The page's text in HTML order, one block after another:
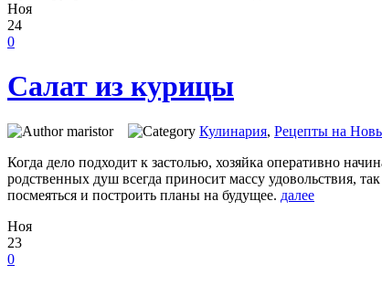
Ноя
24
0
Салат из курицы
maristor Кулинария, Рецепты на
Когда дело подходит к застолью, хозяйка оперативно
родственных душ всегда приносит массу удовольствия,
посмеяться и построить планы на будущее. далее
Ноя
23
0